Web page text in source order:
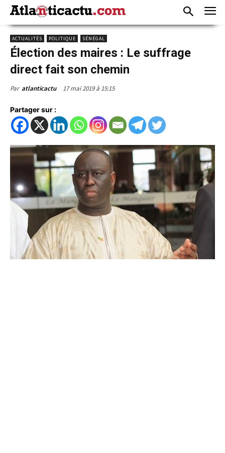
ACTUALITÉS POLITIQUE SÉNÉGAL
Élection des maires : Le suffrage
direct fait son chemin
Par atlanticactu 17 mai 2019 à 15:15
Partager sur :